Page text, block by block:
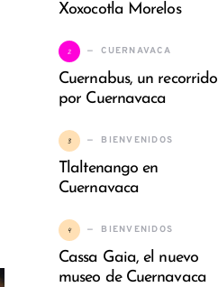
Xoxocotla Morelos
2 CUERNAVACA
Cuernabus, un recorrido
por Cuernavaca
3 BIENVENIDOS
Tlaltenango en
Cuernavaca
4 BIENVENIDOS
Cassa Gaia, el nuevo
museo de Cuernavaca